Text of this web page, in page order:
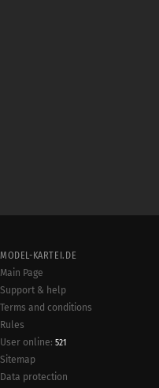
MODEL-KARTEI.DE
Main Page
Support & help
Terms and conditions
Rules
User online: 521
Sitemap
Data protection